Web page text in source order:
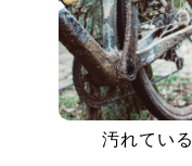
汚れている